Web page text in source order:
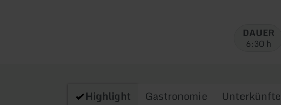
DAUER
6:30 h
Highlight Gastronomie Unterkünfte